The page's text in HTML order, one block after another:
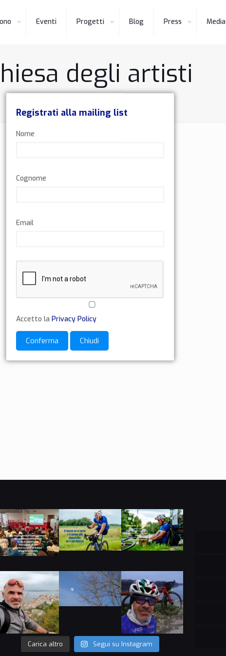
Eventi Progetti Blog Press Media
degli artisti
Carica altro Segui su Instagram
Registrati alla mailing list
Nome
Cognome
Email
Accetto la Privacy Policy
Conferma Chiudi